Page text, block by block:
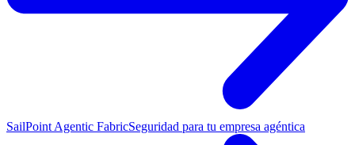
SailPoint Agentic FabricSeguridad para tu empresa agéntica